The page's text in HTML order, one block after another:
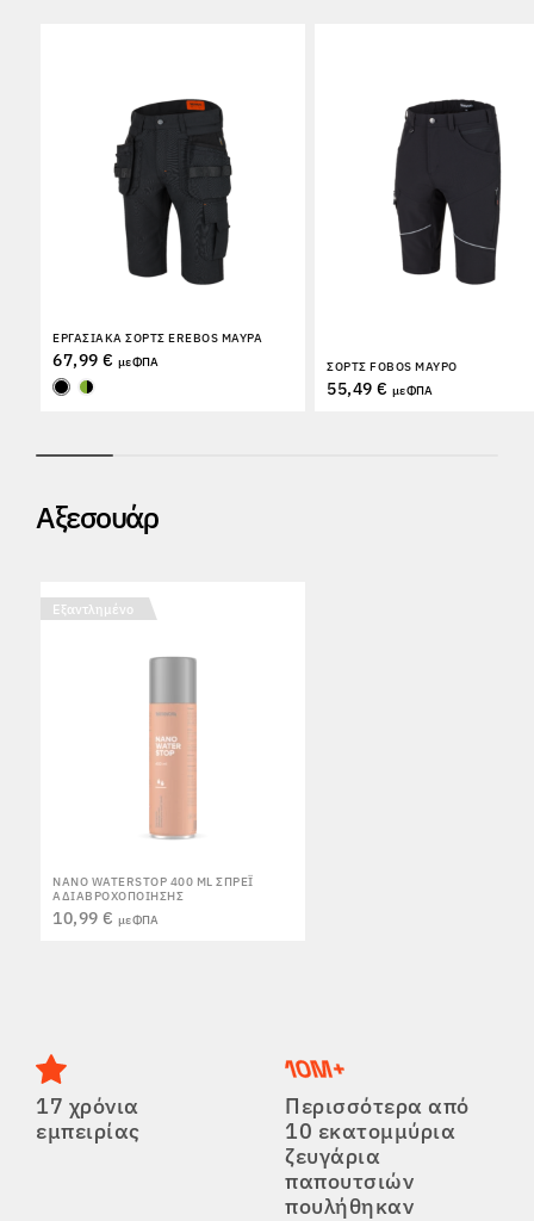
ΕΡΓΑΣΙΑΚΆ ΣΟΡΤΣ EREBOS ΜΑΎΡΑ
67,99 € με ΦΠΑ ΣΟΡΤΣ FOBOS ΜΑΎΡΟ
55,49 € με ΦΠΑ
Αξεσουάρ
Εξαντλημένο
NANO WATERSTOP 400 ML ΣΠΡΈΙ
ΑΔΙΑΒΡΟΧΟΠΟΊΗΣΗΣ
10,99 € με ΦΠΑ
17 χρόνια
εμπειρίας
Περισσότερα από
10 εκατομμύρια
ζευγάρια
παπουτσιών
πουλήθηκαν